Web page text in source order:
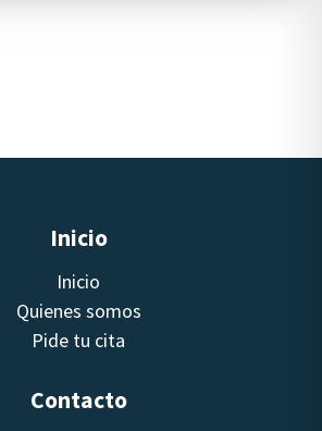
Inicio
Inicio
Quienes somos
Pide tu cita
Contacto